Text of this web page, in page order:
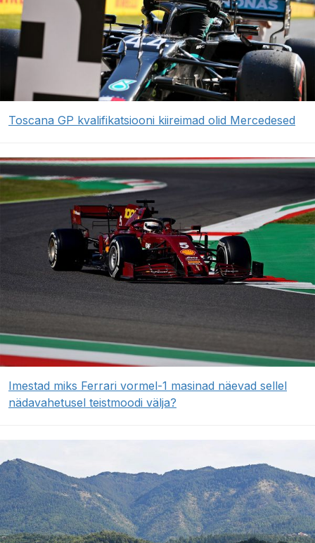
Toscana GP kvalifikatsiooni kiireimad olid Mercedesed
Imestad miks Ferrari vormel-1 masinad näevad sellel
nädavahetusel teistmoodi välja?